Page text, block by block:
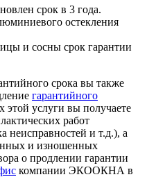
срок в 3 года.
остекления
и сосны срок гарантии
срока вы также
гарантийного
этой услуги вы получаете
работ
неисправностей и т.д.), а
и изношенных
о продлении гарантии
компании ЭКООКНА в